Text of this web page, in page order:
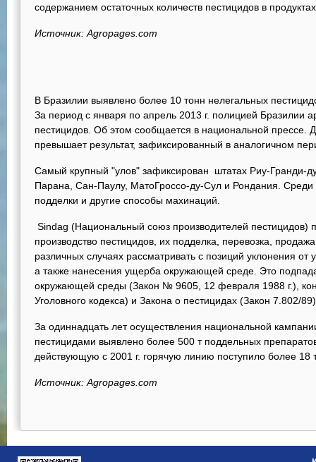
содержанием остаточных количеств пестицидов в
Источник: Agropages.com
В Бразилии выявлено более 10 тонн нелегальных
За период с января по апрель 2013 г. полицией Бразилии
пестицидов. Об этом сообщается в национальной прессе.
превышает результат, зафиксированный в аналогичном
Самый крупный "улов" зафиксирован штатах Риу-Гранди-
Парана, Сан-Паулу, МатоГроссо-ду-Сул и Рондания. Среди
подделки и другие способы махинаций.
Sindag (Национальный союз производителей пестицидов)
производство пестицидов, их подделка, перевозка,
различных случаях рассматривать с позиций уклонения
а также нанесения ущерба окружающей среде. Это
окружающей среды (Закон № 9605, 12 февраля 1988 г.),
Уголовного кодекса) и Закона о пестицидах (Закон 7.802/
За одиннадцать лет осуществления национальной
пестицидами выявлено более 500 т поддельных
действующую с 2001 г. горячую линию поступило более 18
Источник: Agropages.com